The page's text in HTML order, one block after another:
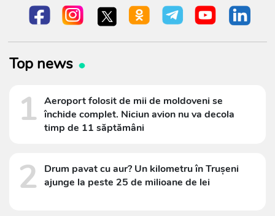
Top news
1 Aeroport folosit de mii de moldoveni se
închide complet. Niciun avion nu va decola
timp de 11 săptămâni
2
Drum pavat cu aur? Un kilometru în Trușeni
ajunge la peste 25 de milioane de lei